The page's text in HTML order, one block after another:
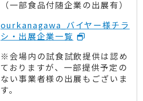
（一部食品付随企業の出展有）
ourkanagawa_バイヤー様チラ
シ・出展企業一覧
※会場内の試食試飲提供は認め
ておりますが、一部提供予定の
ない事業者様の出展もございま
す。